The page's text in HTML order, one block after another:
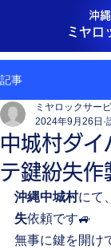
ミヤロ
沖
記事
中城村ダイ
テ鍵紛失作
ミヤロックサー
2024年9月26日
沖縄中城村にて
失依頼です🚙
無事に鍵を開け